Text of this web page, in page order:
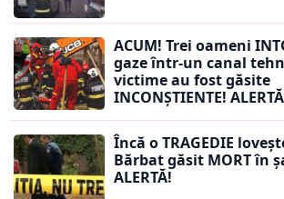
ACUM! Trei oameni
gaze într-un canal
victime au fost găsite
INCONȘTIENTE!
Încă o TRAGEDIE
Bărbat găsit MORT în
ALERTĂ!